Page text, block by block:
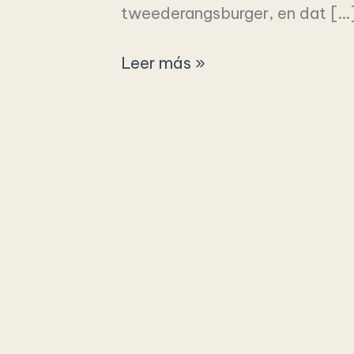
tweederangsburger, en dat
Leer más »